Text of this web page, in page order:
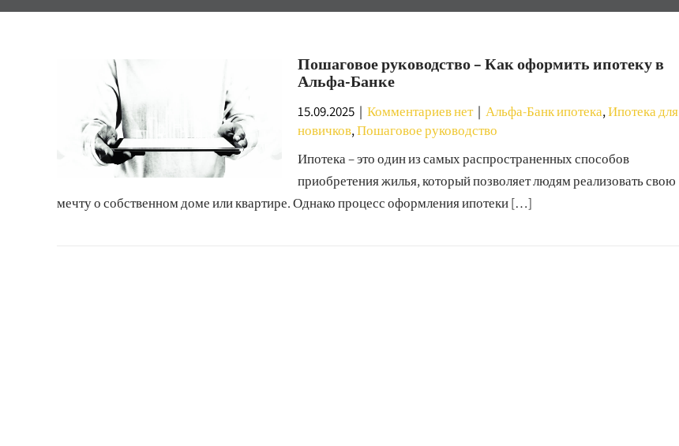
Пошаговое руководство – Как оформить ипотеку в
Альфа-Банке
15.09.2025 |Комментариев нет |Альфа-Банк ипотека,Ипотека для
новичков,Пошаговое руководство
Ипотека – это один из самых распространенных способов
приобретения жилья, который позволяет людям реализовать свою
мечту о собственном доме или квартире. Однако процесс оформления ипотеки […]